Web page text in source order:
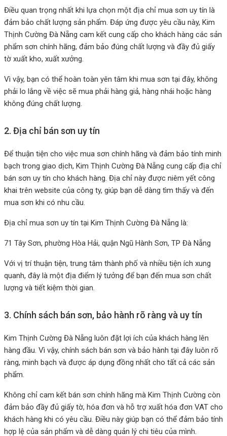
Điều quan trọng nhất khi lựa chọn một địa chỉ mua sơn uy tín là
đảm bảo chất lượng sản phẩm. Đáp ứng được yêu cầu này, Kim
Thịnh Cường Đà Nẵng cam kết cung cấp cho khách hàng các sản
phẩm sơn chính hãng, đảm bảo đúng chất lượng và đầy đủ giấy
tờ xuất kho, xuất xưởng.
Vì vậy, bạn có thể hoàn toàn yên tâm khi mua sơn tại đây, không
phải lo lắng về việc sẽ mua phải hàng giả, hàng nhái hoặc hàng
không đúng chất lượng.
2. Địa chỉ bán sơn uy tín
Để thuận tiện cho việc mua sơn chính hãng và đảm bảo tính minh
bạch trong giao dịch, Kim Thịnh Cường Đà Nẵng cung cấp địa chỉ
bán sơn uy tín cho khách hàng. Địa chỉ này được niêm yết công
khai trên website của công ty, giúp bạn dễ dàng tìm thấy và đến
mua sơn khi có nhu cầu.
Địa chỉ mua sơn uy tín tại Kim Thịnh Cường Đà Nẵng là:
71 Tây Sơn, phường Hòa Hải, quận Ngũ Hành Sơn, TP Đà Nẵng
Với vị trí thuận tiện, trung tâm thành phố và nhiều tiện ích xung
quanh, đây là một địa điểm lý tưởng để bạn đến mua sơn chất
lượng và tiết kiệm thời gian.
3. Chính sách bán sơn, bảo hành rõ ràng và uy tín
Kim Thịnh Cường Đà Nẵng luôn đặt lợi ích của khách hàng lên
hàng đầu. Vì vậy, chính sách bán sơn và bảo hành tại đây luôn rõ
ràng, minh bạch và được áp dụng đồng nhất cho tất cả các sản
phẩm.
Không chỉ cam kết bán sơn chính hãng mà Kim Thịnh Cường còn
đảm bảo đầy đủ giấy tờ, hóa đơn và hỗ trợ xuất hóa đơn VAT cho
khách hàng khi có yêu cầu. Điều này giúp bạn có thể đảm bảo tính
hợp lệ của sản phẩm và dễ dàng quản lý chi tiêu của mình.